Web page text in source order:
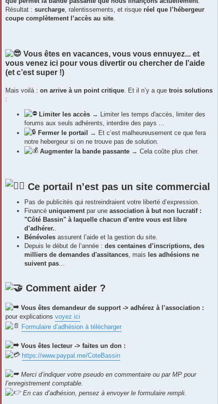
Résultat : surcharge, ralentissements, et risque réel que l’hébergeur
coupe complètement l’accès au site.
Vous êtes en vacances, vous vous ennuyez... et
vous venez ici pour vous divertir ou chercher de l’aide
(et c’est super !)
Mais voilà : on arrive à un point critique. Et il n’y a que trois solutions
:
Limiter les accès → Limiter les temps d'accès, limiter des
forums aux seuls adhérents, interdire des pays ...
Fermer le portail → Et c’est malheureusement ce que fera
notre hebergeur si on ne trouve pas de solution.
Augmenter la bande passante → Cela coûte plus cher.
Ce portail n’est pas un site commercial
Pas de publicités qui restreindraient votre liberté d’expression.
Financé uniquement par une association à but non lucratif :
"Côté Bassin" à laquelle chacun d’entre vous est libre
d’adhérer.
Bénévoles assurent l’aide et la gestion du site.
Depuis le début de l’année : des centaines d’inscriptions, des
milliers de demandes d'assitances , mais les adhésions ne
suivent pas
Comment aider ?
Vous êtes demandeur de support -> adhérez à l’association :
pour explications voyez ici
Formulaire d’adhésion à télécharger
Vous êtes lecteur -> faites un don :
https://www.paypal.me/CoteBassin
Merci d’indiquer votre pseudo en commentaire ou par MP pour
l’enregistrement comptable.
En cas d’adhésion, pensez à envoyer le formulaire rempli.